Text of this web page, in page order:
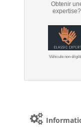
Obtenir
expertise?
Véhicule non